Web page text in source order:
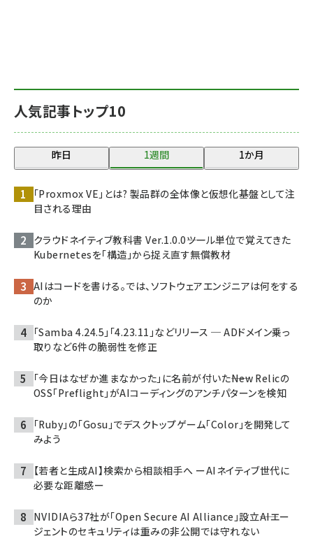
人気記事トップ10
昨日 1週間 1か月
「Proxmox VE」とは? 製品群の全体像と仮想化基盤として注
目される理由
クラウドネイティブ教科書 Ver.1.0.0――ツール単位で覚えてきた
Kubernetesを「構造」から捉え直す無償教材
AIはコードを書ける。では、ソフトウェアエンジニアは何をする
のか
「Samba 4.24.5」「4.23.11」などリリース ─ ADドメイン乗っ
取りなど6件の脆弱性を修正
「今日はなぜか進まなかった」に名前が付いた――New Relicの
OSS「Preflight」がAIコーディングのアンチパターンを検知
「Ruby」の「Gosu」でデスクトップゲーム「Color」を開発して
みよう
【若者と生成AI】検索から相談相手へ ーAIネイティブ世代に
必要な距離感ー
NVIDIAら37社が「Open Secure AI Alliance」設立――AIエー
ジェントのセキュリティは重みの非公開では守れない